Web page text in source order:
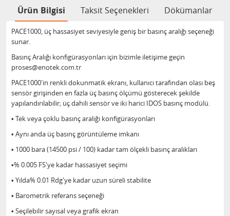
Ürün Bilgisi Taksit Seçenekleri Dökümanlar
PACE1000, üç hassasiyet seviyesiyle geniş bir basınç aralığı seçeneği
sunar.
Basınç Aralığı konfigürasyonları için bizimle iletişime geçin
proses@enotek.com.tr
PACE1000'in renkli dokunmatik ekranı, kullanıcı tarafından olası beş
sensör girişinden en fazla üç basınç ölçümü gösterecek şekilde
yapılandırılabilir; üç dahili sensör ve iki harici IDOS basınç modülü.
• Tek veya çoklu basınç aralığı konfigürasyonları
• Aynı anda üç basınç görüntüleme imkanı
• 1000 bara (14500 psi / 100) kadar tam ölçekli basınç aralıkları
•% 0.005 FS'ye kadar hassasiyet seçimi
• Yılda% 0.01 Rdg'ye kadar uzun süreli stabilite
• Barometrik referans seçeneği
• Seçilebilir sayısal veya grafik ekran